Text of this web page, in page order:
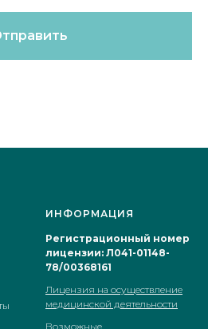
ИНФОРМАЦИЯ
Регистрационный номер
лицензии: Л041-01148-
78/00368161
Лицензия на осуществление
медицинской деятельности
Возможные